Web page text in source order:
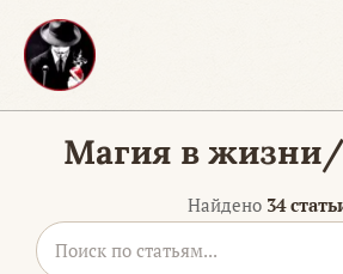
Перейти
содержимому
Магия в
Найдено 34